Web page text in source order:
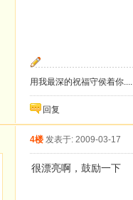
用我最深的祝福守侯着你....
回复
4楼 发表于: 2009-03-17
很漂亮啊，鼓励一下